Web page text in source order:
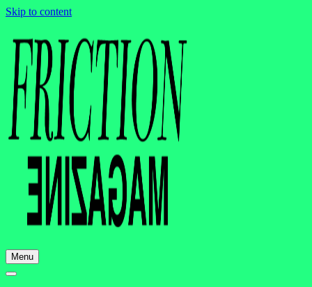
Skip to content
Menu